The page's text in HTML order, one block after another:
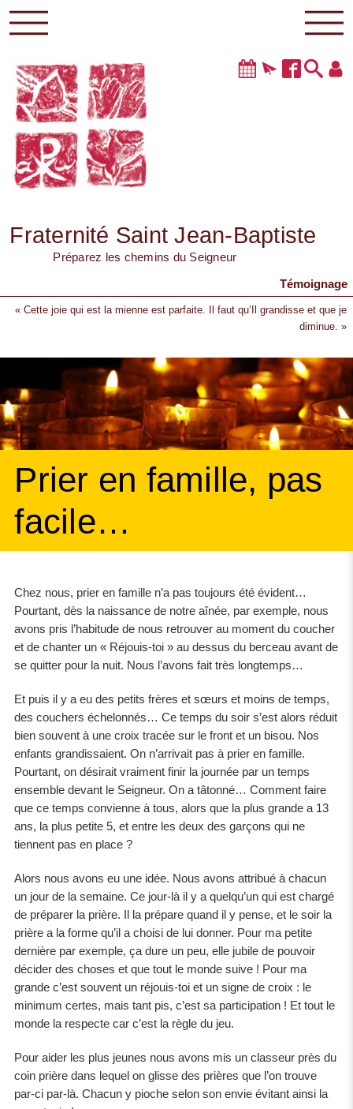
Fraternité Saint Jean-Baptiste
Préparez les chemins du Seigneur
Témoignage
« Cette joie qui est la mienne est parfaite. Il faut qu’Il grandisse et que je
diminue. »
Prier en famille, pas
facile…
Chez nous, prier en famille n’a pas toujours été évident…
Pourtant, dès la naissance de notre aînée, par exemple, nous
avons pris l’habitude de nous retrouver au moment du coucher
et de chanter un « Réjouis-toi » au dessus du berceau avant de
se quitter pour la nuit. Nous l’avons fait très longtemps…
Et puis il y a eu des petits frères et sœurs et moins de temps,
des couchers échelonnés… Ce temps du soir s’est alors réduit
bien souvent à une croix tracée sur le front et un bisou. Nos
enfants grandissaient. On n’arrivait pas à prier en famille.
Pourtant, on désirait vraiment finir la journée par un temps
ensemble devant le Seigneur. On a tâtonné… Comment faire
que ce temps convienne à tous, alors que la plus grande a 13
ans, la plus petite 5, et entre les deux des garçons qui ne
tiennent pas en place ?
Alors nous avons eu une idée. Nous avons attribué à chacun
un jour de la semaine. Ce jour-là il y a quelqu’un qui est chargé
de préparer la prière. Il la prépare quand il y pense, et le soir la
prière a la forme qu’il a choisi de lui donner. Pour ma petite
dernière par exemple, ça dure un peu, elle jubile de pouvoir
décider des choses et que tout le monde suive ! Pour ma
grande c’est souvent un réjouis-toi et un signe de croix : le
minimum certes, mais tant pis, c’est sa participation ! Et tout le
monde la respecte car c’est la règle du jeu.
Pour aider les plus jeunes nous avons mis un classeur près du
coin prière dans lequel on glisse des prières que l’on trouve
par-ci par-là. Chacun y pioche selon son envie évitant ainsi la